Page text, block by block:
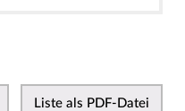
Liste als PDF-Datei